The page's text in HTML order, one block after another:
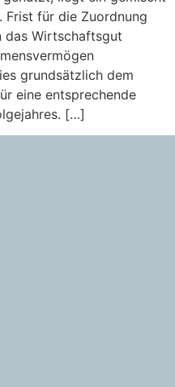
für die Zuordnung
das Wirtschaftsgut
grundsätzlich dem
eine entsprechende
[…]